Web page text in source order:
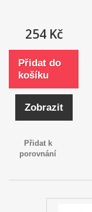
254 Kč
Přidat do
košíku
Zobrazit
Přidat k
porovnání